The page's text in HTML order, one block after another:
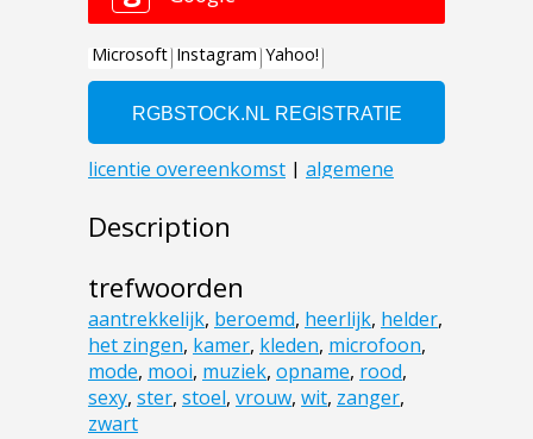
Description
trefwoorden
aantrekkelijk, beroemd, heerlijk, helder,
het zingen, kamer, kleden, microfoon,
mode, mooi, muziek, opname, rood,
sexy, ster, stoel, vrouw, wit, zanger,
zwart